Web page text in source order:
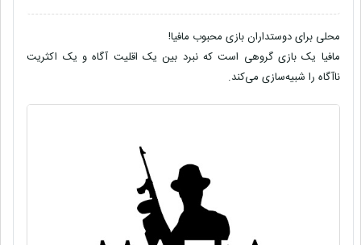
محلی برای دوستداران بازی محبوب مافیا!
مافیا یک بازی گروهی است که نبرد بین یک اقلیت آگاه و یک اکثریت
ناآگاه را شبیه‌سازی می‌کند.